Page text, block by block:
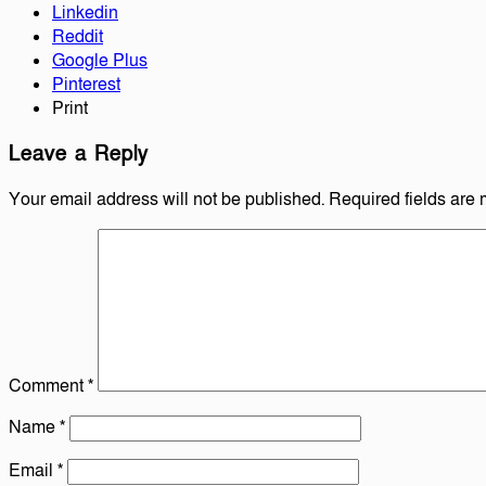
Linkedin
Reddit
Google Plus
Pinterest
Print
Leave a Reply
Your email address will not be published. Required fields are
Comment*
Name*
Email *